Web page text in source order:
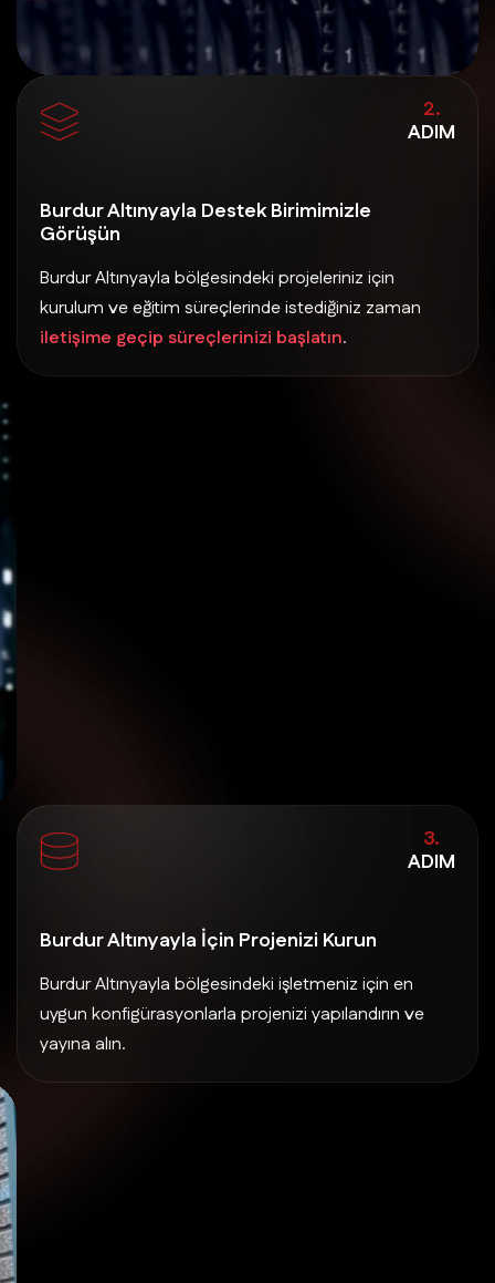
2.
ADIM
Burdur Altınyayla Destek Birimimizle
Görüşün
Burdur Altınyayla bölgesindeki projeleriniz için
kurulum ve eğitim süreçlerinde istediğiniz zaman
iletişime geçip süreçlerinizi başlatın.
3.
ADIM
Burdur Altınyayla İçin Projenizi Kurun
Burdur Altınyayla bölgesindeki işletmeniz için en
uygun konfigürasyonlarla projenizi yapılandırın ve
yayına alın.